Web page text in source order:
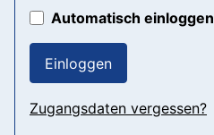
Automatisch einloggen
Einloggen
Zugangsdaten vergessen?